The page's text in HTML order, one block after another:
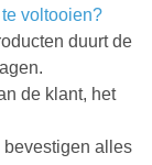
voltooien?
duurt de
de klant, het
bevestigen alles